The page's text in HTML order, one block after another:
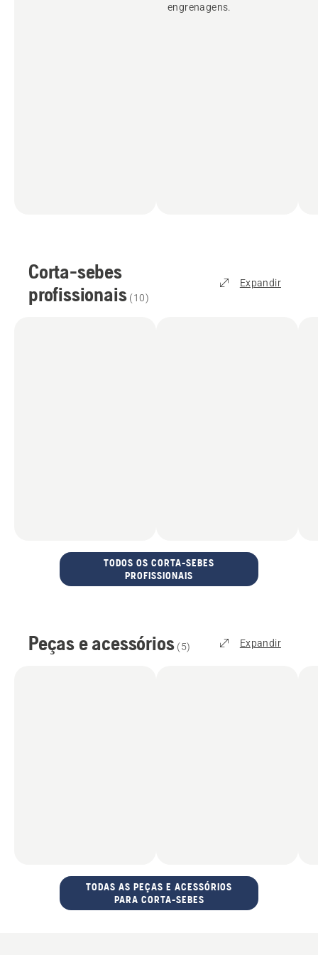
engrenagens.
Corta-sebes
profissionais (10)
Expandir
TODOS OS CORTA-SEBES
PROFISSIONAIS
Peças e acessórios (5) Expandir
TODAS AS PEÇAS E ACESSÓRIOS
PARA CORTA-SEBES